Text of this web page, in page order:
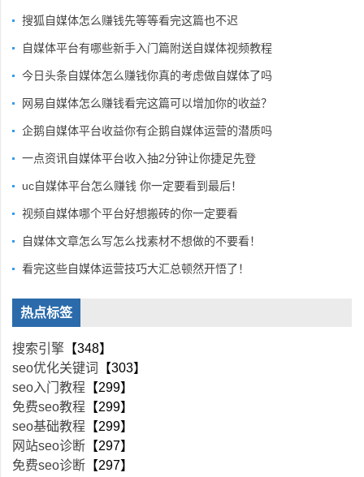
搜狐自媒体怎么赚钱先等等看完这篇也不迟
自媒体平台有哪些新手入门篇附送自媒体视频教程
今日头条自媒体怎么赚钱你真的考虑做自媒体了吗
网易自媒体怎么赚钱看完这篇可以增加你的收益？
企鹅自媒体平台收益你有企鹅自媒体运营的潜质吗
一点资讯自媒体平台收入抽2分钟让你捷足先登
uc自媒体平台怎么赚钱 你一定要看到最后！
视频自媒体哪个平台好想搬砖的你一定要看
自媒体文章怎么写怎么找素材不想做的不要看！
看完这些自媒体运营技巧大汇总顿然开悟了！
热点标签
搜索引擎 【348】
seo优化关键词
【303】
seo入门教程 【299】
免费seo教程 【299】
seo基础教程 【299】
网站seo诊断 【297】
免费seo诊断 【297】